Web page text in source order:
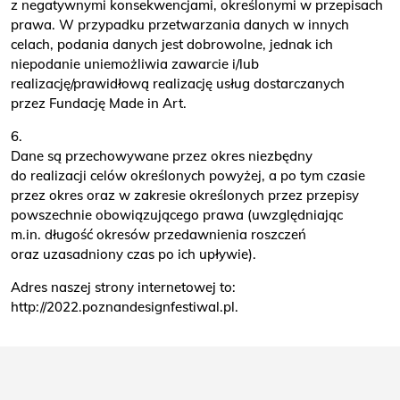
z negatywnymi konsekwencjami, określonymi w przepisach
prawa. W przypadku przetwarzania danych w innych
celach, podania danych jest dobrowolne, jednak ich
niepodanie uniemożliwia zawarcie i/lub
realizację/prawidłową realizację usług dostarczanych
przez Fundację Made in Art.
6.
Dane są przechowywane przez okres niezbędny
do realizacji celów określonych powyżej, a po tym czasie
przez okres oraz w zakresie określonych przez przepisy
powszechnie obowiązującego prawa (uwzględniając
m.in. długość okresów przedawnienia roszczeń
oraz uzasadniony czas po ich upływie).
Adres naszej strony internetowej to:
http://2022.poznandesignfestiwal.pl.